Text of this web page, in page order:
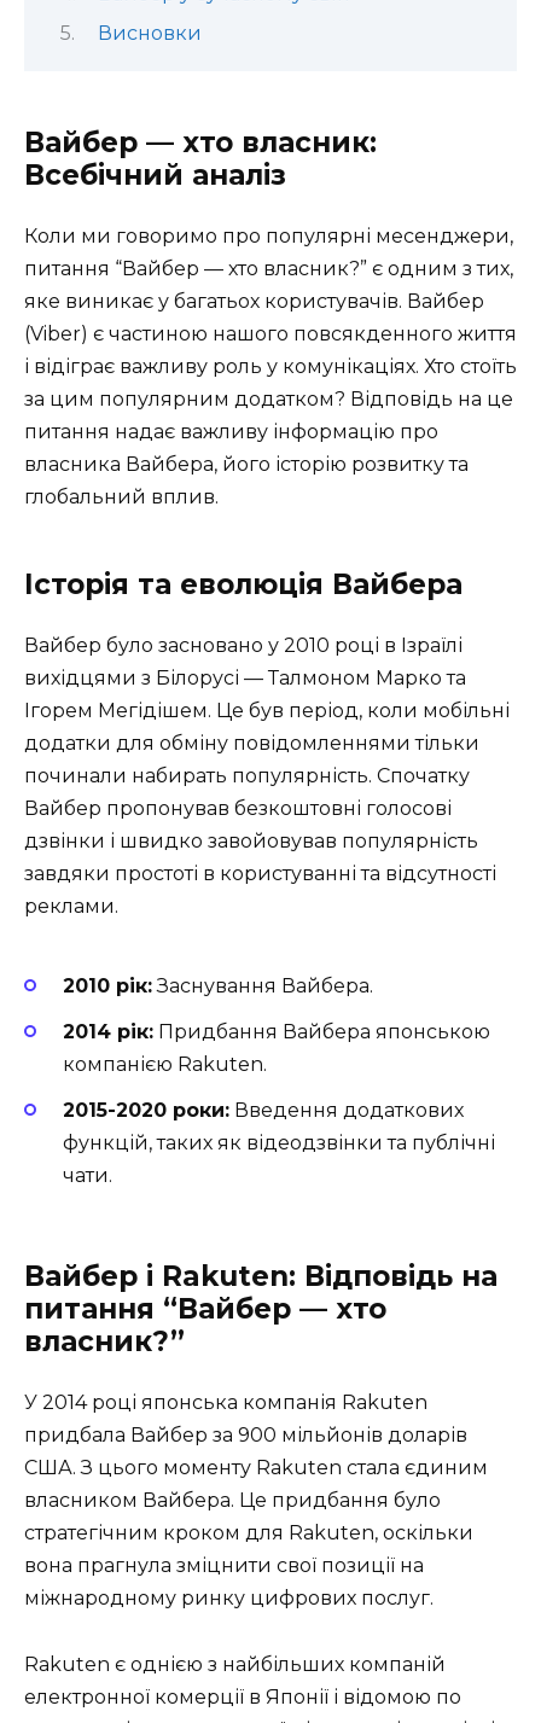
Висновки
Вайбер — хто власник:
Всебічний аналіз
Коли ми говоримо про популярні месенджери,
питання “Вайбер — хто власник?” є одним з тих,
яке виникає у багатьох користувачів. Вайбер
(Viber) є частиною нашого повсякденного життя
і відіграє важливу роль у комунікаціях. Хто стоїть
за цим популярним додатком? Відповідь на це
питання надає важливу інформацію про
власника Вайбера, його історію розвитку та
глобальний вплив.
Історія та еволюція Вайбера
Вайбер було засновано у 2010 році в Ізраїлі
вихідцями з Білорусі — Талмоном Марко та
Ігорем Мегідішем. Це був період, коли мобільні
додатки для обміну повідомленнями тільки
починали набирать популярність. Спочатку
Вайбер пропонував безкоштовні голосові
дзвінки і швидко завойовував популярність
завдяки простоті в користуванні та відсутності
реклами.
2010 рік:Заснування Вайбера.
2014 рік: Придбання Вайбера японською
компанією Rakuten.
2015-2020 роки: Введення додаткових
функцій, таких як відеодзвінки та публічні
чати.
Вайбер і Rakuten: Відповідь на
питання “Вайбер — хто
власник?”
У 2014 році японська компанія Rakuten
придбала Вайбер за 900 мільйонів доларів
США. З цього моменту Rakuten стала єдиним
власником Вайбера. Це придбання було
стратегічним кроком для Rakuten, оскільки
вона прагнула зміцнити свої позиції на
міжнародному ринку цифрових послуг.
Rakuten є однією з найбільших компаній
електронної комерції в Японії і відомою по